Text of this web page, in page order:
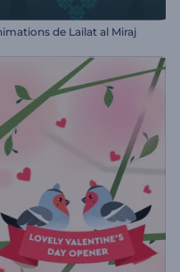
de Lailat al Miraj